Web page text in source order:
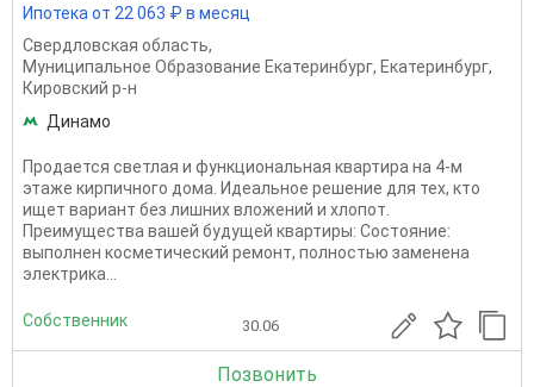
Ипотека от 22 063 ₽ в месяц
Свердловская область,
Муниципальное Образование Екатеринбург, Екатеринбург,
Кировский р-н
Динамо
Продается светлая и функциональная квартира на 4-м
этаже кирпичного дома. Идеальное решение для тех, кто
ищет вариант без лишних вложений и хлопот.
Преимущества вашей будущей квартиры: Состояние:
выполнен косметический ремонт, полностью заменена
электрика...
Собственник 30.06
Позвонить